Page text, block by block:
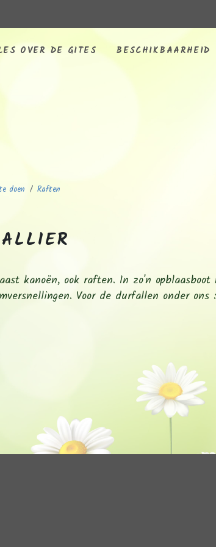
OVER DE GITES BESCHIKBAARHEID
doen Raften
kanoën, ook raften. In zo'n opblaasboot
Voor de durfallen onder